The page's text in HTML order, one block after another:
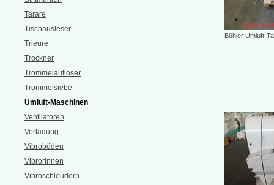
Tarare
Tischausleser
Trieure
Trockner
Trommelauflöser
Trommelsiebe
Umluft-Maschinen
Ventilatoren
Verladung
Vibroböden
Vibrorinnen
Vibroschleudern
Bühler Umluft-